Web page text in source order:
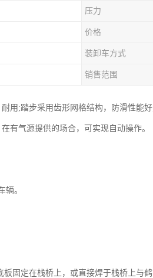
压力
价格
装卸车方式
销售范围
用;踏步采用齿形网格结构，防滑性能
有气源提供的场合，可实现自动操作。
辆。
固定在栈桥上，或直接焊于栈桥上与鹤